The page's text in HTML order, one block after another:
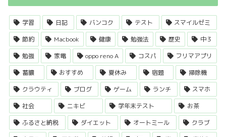
学習 日記 バンコク テスト
スマイルゼミ
節約
Macbook 健康 勉強法 歴史
中３
勉強
家電 oppo reno A コスパ
フリマアプリ
蓄膿
おすすめ 夏休み 宿題
掃除機
クラウティ
ブログ ゲーム ランチ
スマホ
社会
ニキビ 学年末テスト
お茶
ふるさと納税
ダイエット オートミール
クラブ